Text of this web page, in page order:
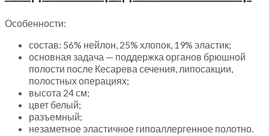
Особенности:
состав: 56% нейлон, 25% хлопок, 19% эластик;
основная задача — поддержка органов брюшной
полости после Кесарева сечения, липосакции,
полостных операциях;
высота 24 см;
цвет белый;
разъемный;
незаметное эластичное гипоаллергенное полотно.